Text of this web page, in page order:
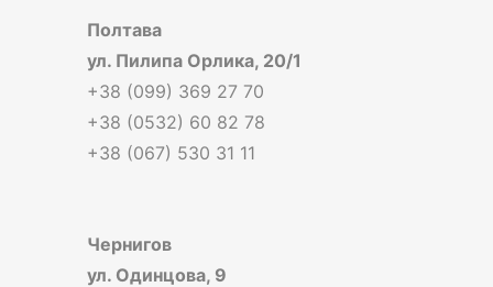
Полтава
ул. Пилипа Орлика, 20/1
+38 (099) 369 27 70
+38 (0532) 60 82 78
+38 (067) 530 31 11
Чернигов
ул. Одинцова, 9